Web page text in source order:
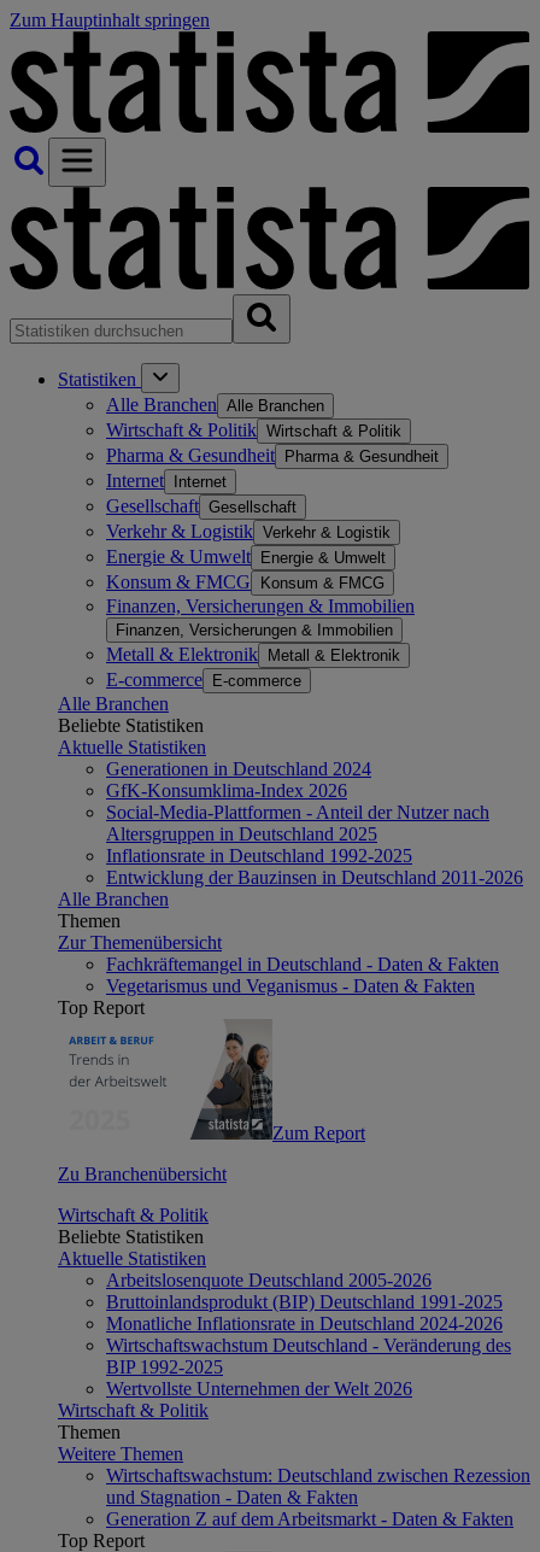
Zum Hauptinhalt springen
Statistiken
Alle Branchen Alle Branchen
Wirtschaft & Politik Wirtschaft & Politik
Pharma & Gesundheit Pharma & Gesundheit
Internet Internet
Gesellschaft Gesellschaft
Verkehr & Logistik Verkehr & Logistik
Energie & Umwelt Energie & Umwelt
Konsum & FMCG Konsum & FMCG
Finanzen, Versicherungen & Immobilien
Finanzen, Versicherungen & Immobilien
Metall & Elektronik Metall & Elektronik
E-commerce E-commerce
Alle Branchen
Beliebte Statistiken
Aktuelle Statistiken
Generationen in Deutschland 2024
GfK-Konsumklima-Index 2026
Social-Media-Plattformen - Anteil der Nutzer nach
Altersgruppen in Deutschland 2025
Inflationsrate in Deutschland 1992-2025
Entwicklung der Bauzinsen in Deutschland 2011-2026
Alle Branchen
Themen
Zur Themenübersicht
Fachkräftemangel in Deutschland - Daten & Fakten
Vegetarismus und Veganismus - Daten & Fakten
Top Report
Zum Report
Zu Branchenübersicht
Wirtschaft & Politik
Beliebte Statistiken
Aktuelle Statistiken
Arbeitslosenquote Deutschland 2005-2026
Bruttoinlandsprodukt (BIP) Deutschland 1991-2025
Monatliche Inflationsrate in Deutschland 2024-2026
Wirtschaftswachstum Deutschland - Veränderung des
BIP 1992-2025
Wertvollste Unternehmen der Welt 2026
Wirtschaft & Politik
Themen
Weitere Themen
Wirtschaftswachstum: Deutschland zwischen Rezession
und Stagnation - Daten & Fakten
Generation Z auf dem Arbeitsmarkt - Daten & Fakten
Top Report